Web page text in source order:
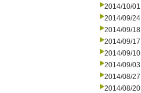
2014/10/01
2014/09/24
2014/09/18
2014/09/17
2014/09/10
2014/09/03
2014/08/27
2014/08/20